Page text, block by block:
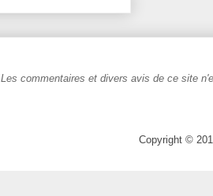
Les commentaires et divers avis de ce site
Copyright ©